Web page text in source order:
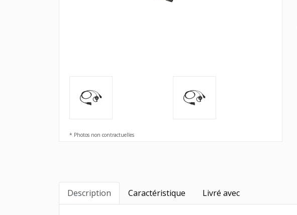
* Photos non contractuelles
Description Caractéristique Livré avec